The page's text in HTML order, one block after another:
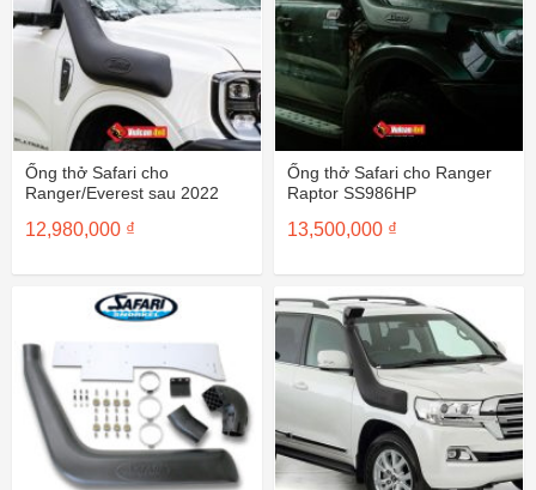
Ống thở Safari cho
Ranger/Everest sau 2022
12,980,000 ₫
Ống thở Safari cho Ranger
Raptor SS986HP
13,500,000 ₫